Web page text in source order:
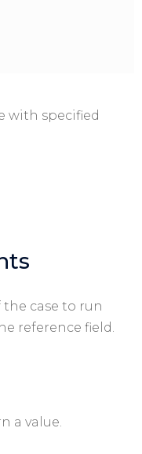
with specified
the case to run
reference field.
a value.